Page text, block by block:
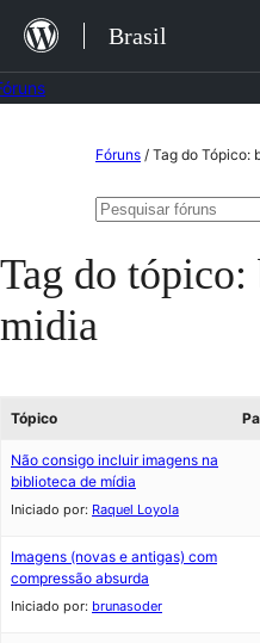
para
o
Brasil
Fóruns / Tag do Tópico:
Pesquisar
Tag do tópico:
midia
Tópico
Não consigo incluir imagens na
biblioteca de mídia
Iniciado por: Raquel Loyola
Imagens (novas e antigas) com
compressão absurda
Iniciado por: brunasoder